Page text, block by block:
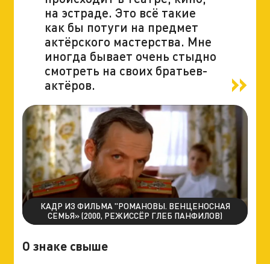
на эстраде. Это всё такие
как бы потуги на предмет
актёрского мастерства. Мне
иногда бывает очень стыдно
смотреть на своих братьев-
актёров.
КАДР ИЗ ФИЛЬМА "РОМАНОВЫ. ВЕНЦЕНОСНАЯ
СЕМЬЯ» (2000, РЕЖИССЁР ГЛЕБ ПАНФИЛОВ)
О знаке свыше